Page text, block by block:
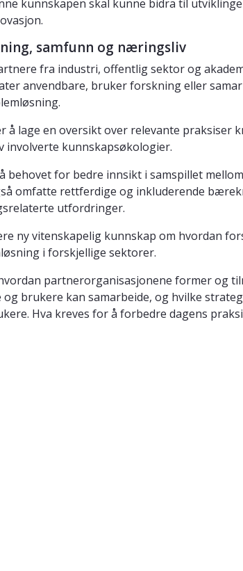
kunnskapen skal kunne bidra til
samfunn og næringsliv
fra industri, offentlig sektor og
anvendbare, bruker forskning eller
å lage en oversikt over relevante praksiser
involverte kunnskapsøkologier.
behovet for bedre innsikt i samspillet
omfatte rettferdige og inkluderende
utfordringer.
ny vitenskapelig kunnskap om hvordan
i forskjellige sektorer.
partnerorganisasjonene former og
brukere kan samarbeide, og hvilke
Hva kreves for å forbedre dagens